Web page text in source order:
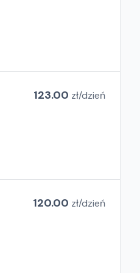
123.00 zł/dzień
120.00 zł/dzień